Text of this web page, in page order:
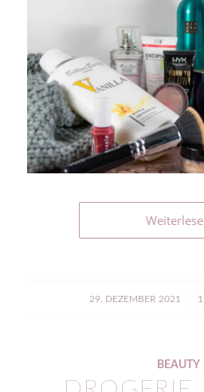
29. DEZEMBER 2021
/
BEAUTY